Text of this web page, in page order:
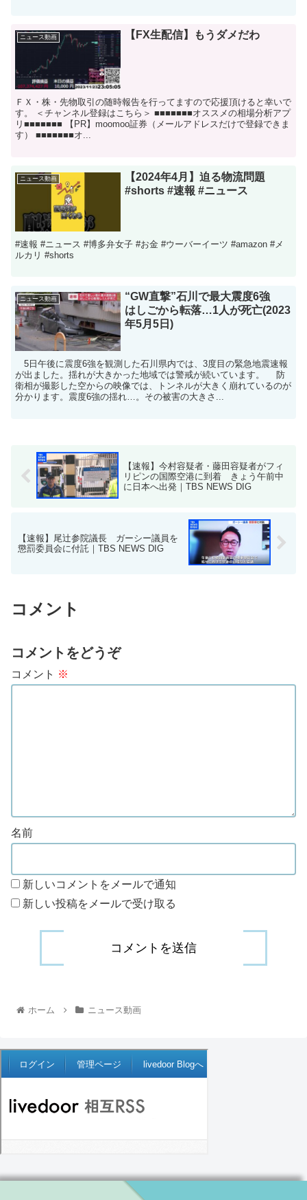
ニュース動画 【FX生配信】もうダメだわ
ＦＸ・株・先物取引の随時報告を行ってますので応援頂けると幸いで
す。 ＜チャンネル登録はこちら＞ ■■■■■■■オススメの相場分析アプ
リ■■■■■■■ 【PR】moomoo証券（メールアドレスだけで登録できま
す） ■■■■■■■オ...
ニュース動画
【2024年4月】迫る物流問題
#shorts #速報 #ニュース
#速報 #ニュース #博多弁女子 #お金 #ウーバーイーツ #amazon #メ
ルカリ #shorts
ニュース動画
“GW直撃”石川で最大震度6強
はしごから転落…1人が死亡(2023
年5月5日)
5日午後に震度6強を観測した石川県内では、3度目の緊急地震速報
が出ました。揺れが大きかった地域では警戒が続いています。 防
衛相が撮影した空からの映像では、トンネルが大きく崩れているのが
分かります。震度6強の揺れ…。その被害の大きさ...
【速報】今村容疑者・藤田容疑者がフィ
リピンの国際空港に到着 きょう午前中
に日本へ出発｜TBS NEWS DIG
【速報】尾辻参院議長 ガーシー議員を
懲罰委員会に付託｜TBS NEWS DIG
コメント
コメントをどうぞ
コメント ※
名前
新しいコメントをメールで通知
新しい投稿をメールで受け取る
ホーム ニュース動画